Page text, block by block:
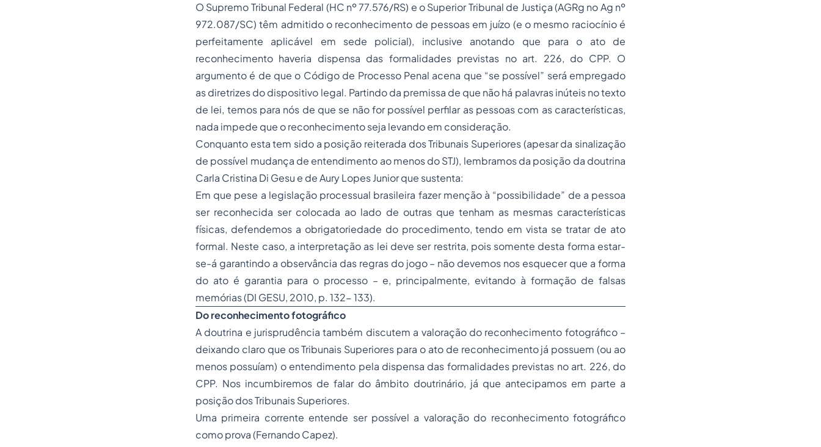
O Supremo Tribunal Federal (HC nº 77.576/RS) e o Superior Tribunal de Justiça (AGRg no Ag nº
972.087/SC) têm admitido o reconhecimento de pessoas em juízo (e o mesmo raciocínio é
perfeitamente aplicável em sede policial), inclusive anotando que para o ato de
reconhecimento haveria dispensa das formalidades previstas no art. 226, do CPP. O
argumento é de que o Código de Processo Penal acena que “se possível” será empregado
as diretrizes do dispositivo legal. Partindo da premissa de que não há palavras inúteis no texto
de lei, temos para nós de que se não for possível perfilar as pessoas com as características,
nada impede que o reconhecimento seja levando em consideração.
Conquanto esta tem sido a posição reiterada dos Tribunais Superiores (apesar da sinalização
de possível mudança de entendimento ao menos do STJ), lembramos da posição da doutrina
Carla Cristina Di Gesu e de Aury Lopes Junior que sustenta:
Em que pese a legislação processual brasileira fazer menção à “possibilidade” de a pessoa
ser reconhecida ser colocada ao lado de outras que tenham as mesmas características
físicas, defendemos a obrigatoriedade do procedimento, tendo em vista se tratar de ato
formal. Neste caso, a interpretação as lei deve ser restrita, pois somente desta forma estar-
se-á garantindo a observância das regras do jogo – não devemos nos esquecer que a forma
do ato é garantia para o processo – e, principalmente, evitando à formação de falsas
memórias (DI GESU, 2010, p. 132- 133).
Do reconhecimento fotográfico
A doutrina e jurisprudência também discutem a valoração do reconhecimento fotográfico –
deixando claro que os Tribunais Superiores para o ato de reconhecimento já possuem (ou ao
menos possuíam) o entendimento pela dispensa das formalidades previstas no art. 226, do
CPP. Nos incumbiremos de falar do âmbito doutrinário, já que antecipamos em parte a
posição dos Tribunais Superiores.
Uma primeira corrente entende ser possível a valoração do reconhecimento fotográfico
como prova (Fernando Capez).